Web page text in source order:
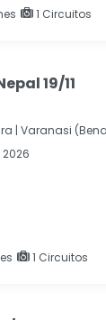
1 Circuitos
19/11
| Varanasi
1 Circuitos